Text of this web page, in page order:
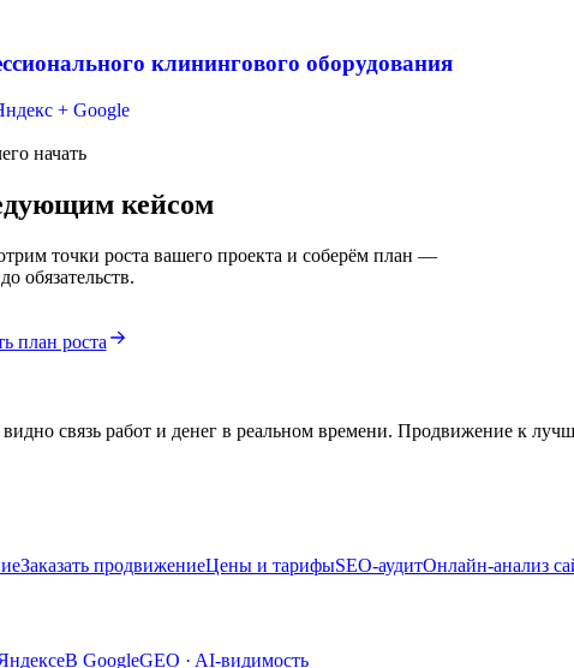
клинингового оборудования
+ Google
начать
кейсом
точки роста вашего проекта и соберём план —
обязательств.
план роста
связь работ и денег в реальном времени. Продвижение к
Заказать продвижениеЦены и тарифыSEO-аудитОнлайн-анализ
В GoogleGEO · AI-видимость